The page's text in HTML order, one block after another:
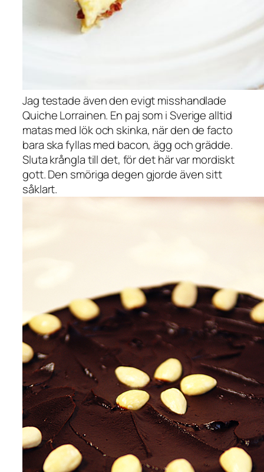
Jag testade även den evigt misshandlade
Quiche Lorrainen. En paj som i Sverige alltid
matas med lök och skinka, när den de facto
bara ska fyllas med bacon, ägg och grädde.
Sluta krångla till det, för det här var mordiskt
gott. Den smöriga degen gjorde även sitt
såklart.